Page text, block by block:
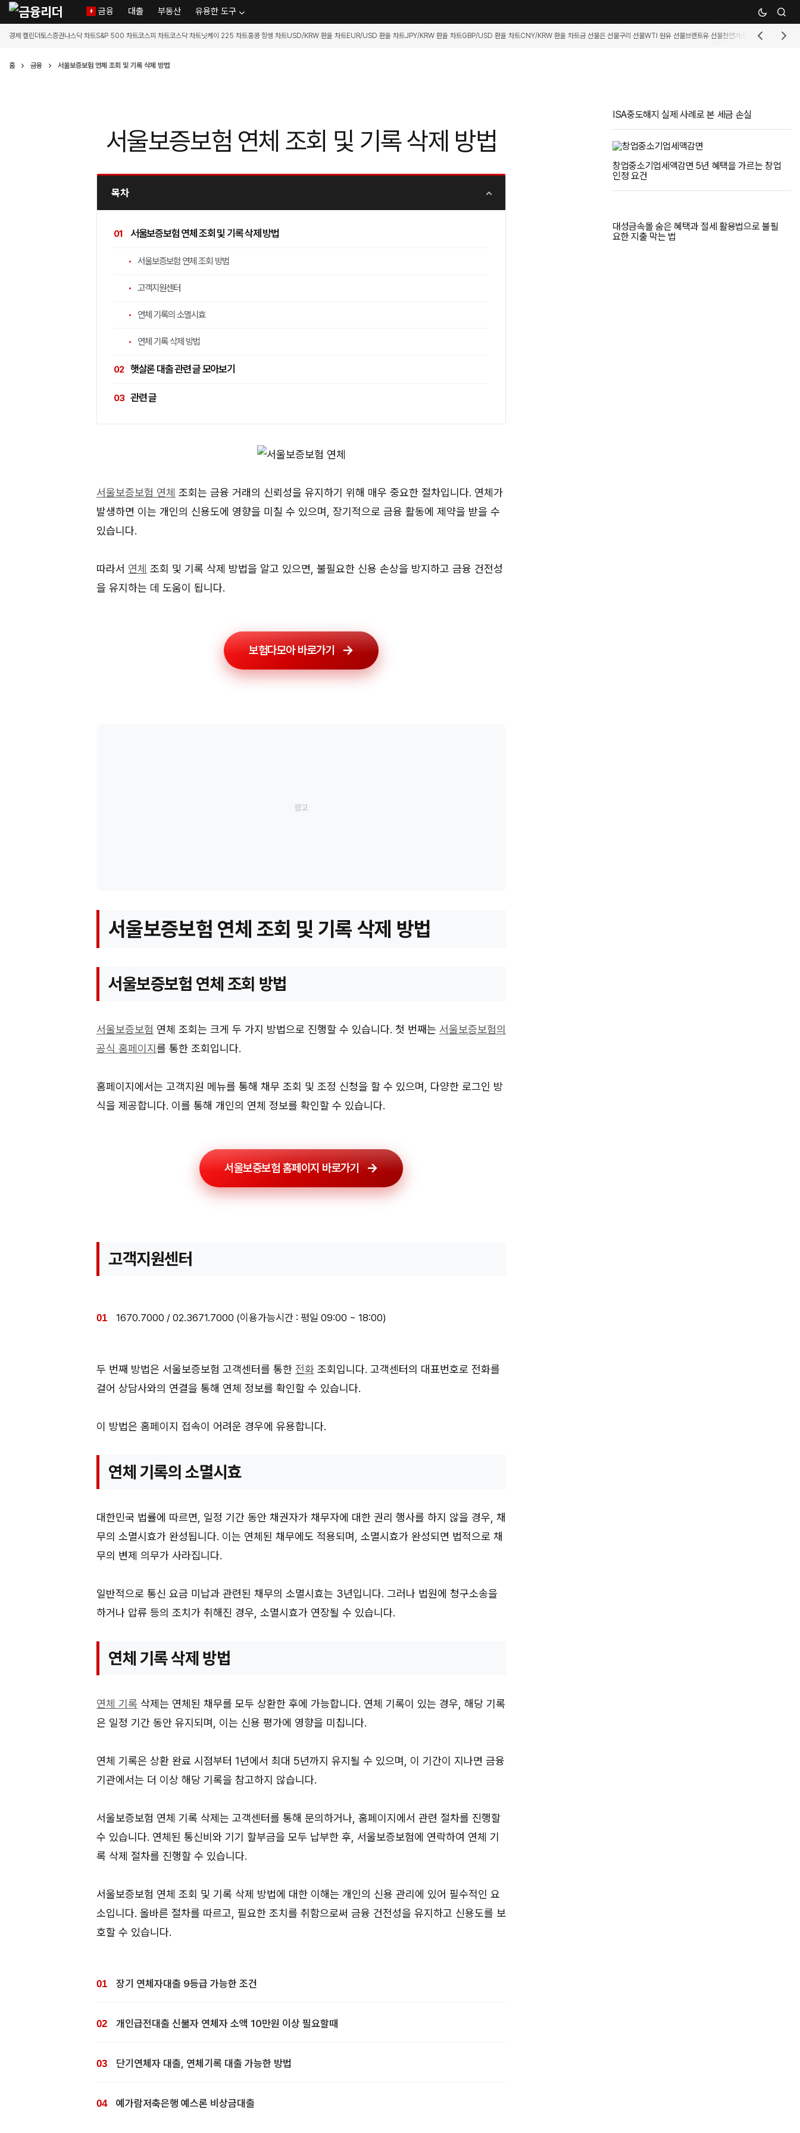
금융 대출 부동산 유용한 도구
경제 캘린더토스증권나스닥 차트S&P 500 차트코스피 차트코스닥 차트닛케이 225 차트홍콩 항셍 차트USD/KRW 환율 차트EUR/USD 환율 차트JPY/KRW 환율 차트GBP/USD 환율 차트CNY/KRW 환율 차트금 선물은 선물구리 선물WTI 원유 선물브렌트유 선물천연가스 선물휘발유 선물
홈 금융 서울보증보험 연체 조회 및 기록 삭제 방법
서울보증보험 연체 조회 및 기록 삭제 방법
목차
서울보증보험 연체 조회 및 기록 삭제 방법
서울보증보험 연체 조회 방법
고객지원센터
연체 기록의 소멸시효
연체 기록 삭제 방법
햇살론 대출 관련 글 모아보기
관련 글
서울보증보험 연체 조회는 금융 거래의 신뢰성을 유지하기 위해 매우 중요한 절차입니다. 연체가
발생하면 이는 개인의 신용도에 영향을 미칠 수 있으며, 장기적으로 금융 활동에 제약을 받을 수
있습니다.
따라서 연체 조회 및 기록 삭제 방법을 알고 있으면, 불필요한 신용 손상을 방지하고 금융 건전성
을 유지하는 데 도움이 됩니다.
보험다모아 바로가기
서울보증보험 연체 조회 및 기록 삭제 방법
서울보증보험 연체 조회 방법
서울보증보험 연체 조회는 크게 두 가지 방법으로 진행할 수 있습니다. 첫 번째는 서울보증보험의
공식 홈페이지 를 통한 조회입니다.
홈페이지에서는 고객지원 메뉴를 통해 채무 조회 및 조정 신청을 할 수 있으며, 다양한 로그인 방
식을 제공합니다. 이를 통해 개인의 연체 정보를 확인할 수 있습니다.
서울보증보험 홈페이지 바로가기
고객지원센터
1670.7000 / 02.3671.7000 (이용가능시간 : 평일 09:00 ~ 18:00)
두 번째 방법은 서울보증보험 고객센터를 통한 전화 조회입니다. 고객센터의 대표번호로 전화를
걸어 상담사와의 연결을 통해 연체 정보를 확인할 수 있습니다.
이 방법은 홈페이지 접속이 어려운 경우에 유용합니다.
연체 기록의 소멸시효
대한민국 법률에 따르면, 일정 기간 동안 채권자가 채무자에 대한 권리 행사를 하지 않을 경우, 채
무의 소멸시효가 완성됩니다. 이는 연체된 채무에도 적용되며, 소멸시효가 완성되면 법적으로 채
무의 변제 의무가 사라집니다.
일반적으로 통신 요금 미납과 관련된 채무의 소멸시효는 3년입니다. 그러나 법원에 청구소송을
하거나 압류 등의 조치가 취해진 경우, 소멸시효가 연장될 수 있습니다.
연체 기록 삭제 방법
연체 기록 삭제는 연체된 채무를 모두 상환한 후에 가능합니다. 연체 기록이 있는 경우, 해당 기록
은 일정 기간 동안 유지되며, 이는 신용 평가에 영향을 미칩니다.
연체 기록은 상환 완료 시점부터 1년에서 최대 5년까지 유지될 수 있으며, 이 기간이 지나면 금융
기관에서는 더 이상 해당 기록을 참고하지 않습니다.
서울보증보험 연체 기록 삭제는 고객센터를 통해 문의하거나, 홈페이지에서 관련 절차를 진행할
수 있습니다. 연체된 통신비와 기기 할부금을 모두 납부한 후, 서울보증보험에 연락하여 연체 기
록 삭제 절차를 진행할 수 있습니다.
서울보증보험 연체 조회 및 기록 삭제 방법에 대한 이해는 개인의 신용 관리에 있어 필수적인 요
소입니다. 올바른 절차를 따르고, 필요한 조치를 취함으로써 금융 건전성을 유지하고 신용도를 보
호할 수 있습니다.
장기 연체자대출 9등급 가능한 조건
개인급전대출 신불자 연체자 소액 10만원 이상 필요할때
단기연체자 대출, 연체기록 대출 가능한 방법
예가람저축은행 예스론 비상금대출
ISA중도해지 실제 사례로 본 세금 손실
창업중소기업세액감면 5년 혜택을 가르는 창업
인정 요건
대성금속몰 숨은 혜택과 절세 활용법으로 불필
요한 지출 막는 법